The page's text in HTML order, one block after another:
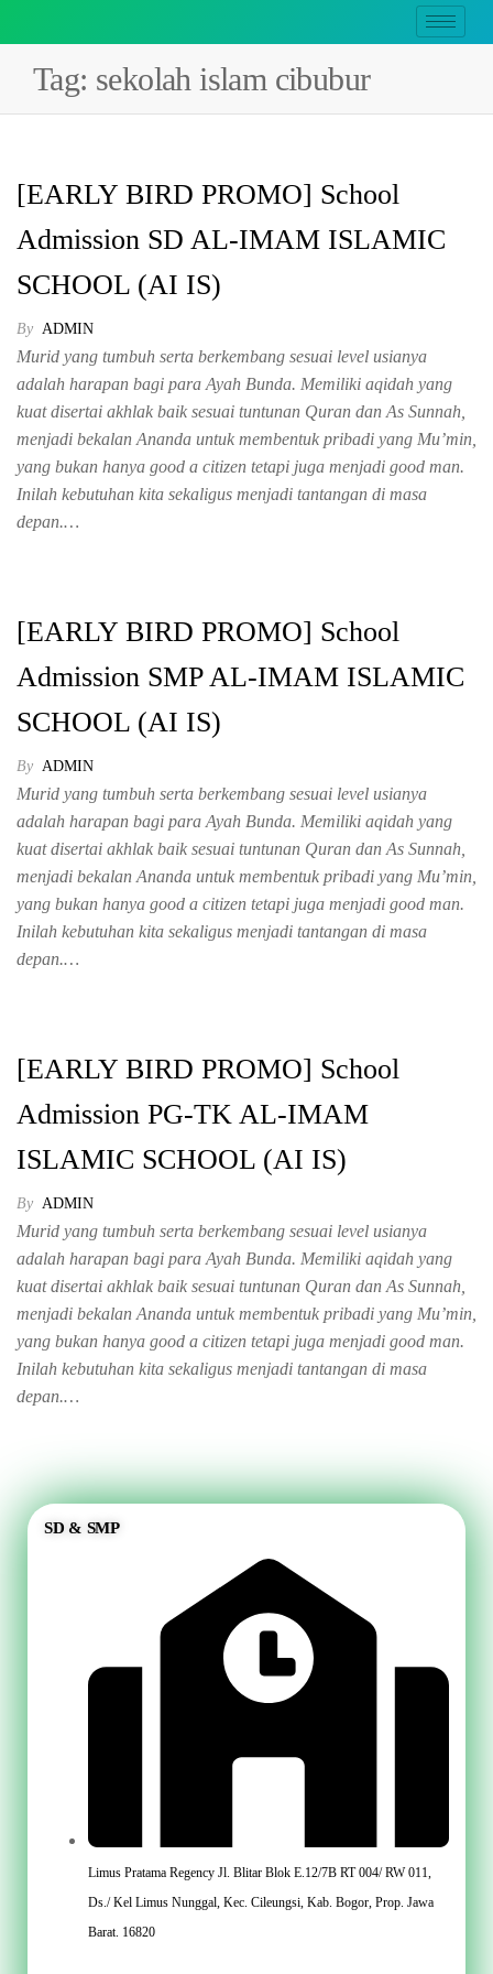
Tag: sekolah islam cibubur
[EARLY BIRD PROMO] School
Admission SD AL-IMAM ISLAMIC
SCHOOL (AI IS)
By ADMIN
Murid yang tumbuh serta berkembang sesuai level usianya
adalah harapan bagi para Ayah Bunda. Memiliki aqidah yang
kuat disertai akhlak baik sesuai tuntunan Quran dan As Sunnah,
menjadi bekalan Ananda untuk membentuk pribadi yang Mu’min,
yang bukan hanya good a citizen tetapi juga menjadi good man.
Inilah kebutuhan kita sekaligus menjadi tantangan di masa
depan.…
[EARLY BIRD PROMO] School
Admission SMP AL-IMAM ISLAMIC
SCHOOL (AI IS)
By ADMIN
Murid yang tumbuh serta berkembang sesuai level usianya
adalah harapan bagi para Ayah Bunda. Memiliki aqidah yang
kuat disertai akhlak baik sesuai tuntunan Quran dan As Sunnah,
menjadi bekalan Ananda untuk membentuk pribadi yang Mu’min,
yang bukan hanya good a citizen tetapi juga menjadi good man.
Inilah kebutuhan kita sekaligus menjadi tantangan di masa
depan.…
[EARLY BIRD PROMO] School
Admission PG-TK AL-IMAM
ISLAMIC SCHOOL (AI IS)
By ADMIN
Murid yang tumbuh serta berkembang sesuai level usianya
adalah harapan bagi para Ayah Bunda. Memiliki aqidah yang
kuat disertai akhlak baik sesuai tuntunan Quran dan As Sunnah,
menjadi bekalan Ananda untuk membentuk pribadi yang Mu’min,
yang bukan hanya good a citizen tetapi juga menjadi good man.
Inilah kebutuhan kita sekaligus menjadi tantangan di masa
depan.…
SD & SMP
Limus Pratama Regency Jl. Blitar Blok E.12/7B RT 004/ RW 011,
Ds./ Kel Limus Nunggal, Kec. Cileungsi, Kab. Bogor, Prop. Jawa
Barat. 16820